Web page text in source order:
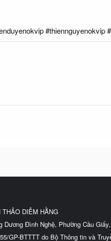
#thiennguyenokvip
DIỄM HẰNG
Đình Nghệ, Phường Cầu
GP-BTTTT do Bộ Thông tin và